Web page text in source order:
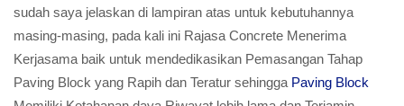
sudah saya jelaskan di lampiran atas untuk kebutuhannya
masing-masing, pada kali ini Rajasa Concrete Menerima
Kerjasama baik untuk mendedikasikan Pemasangan Tahap
Paving Block yang Rapih dan Teratur sehingga Paving Block